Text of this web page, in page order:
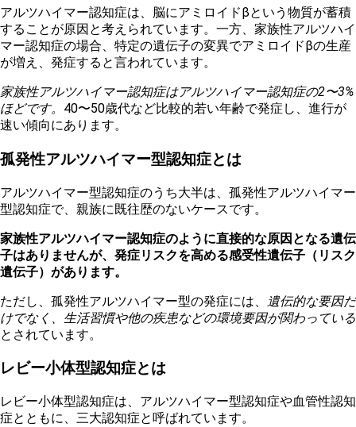
アルツハイマー認知症は、脳にアミロイドβという物質が蓄積
することが原因と考えられています。一方、家族性アルツハイ
マー認知症の場合、特定の遺伝子の変異でアミロイドβの生産
が増え、発症すると言われています。
家族性アルツハイマー認知症はアルツハイマー認知症の2〜3%
ほどです。 40〜50歳代など比較的若い年齢で発症し、進行が
速い傾向にあります。
孤発性アルツハイマー型認知症とは
アルツハイマー型認知症のうち大半は、孤発性アルツハイマー
型認知症で、親族に既往歴のないケースです。
家族性アルツハイマー認知症のように直接的な原因となる遺伝
子はありませんが、発症リスクを高める感受性遺伝子（リスク
遺伝子）があります。
ただし、孤発性アルツハイマー型の発症には、
遺伝的な要因だ
けでなく、生活習慣や他の疾患などの環境要因が関わっている
とされています。
レビー小体型認知症とは
レビー小体型認知症は、アルツハイマー型認知症や血管性認知
症とともに、三大認知症と呼ばれています。